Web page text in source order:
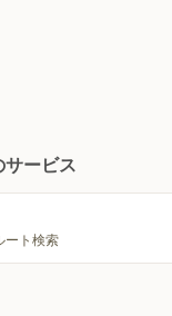
サービス
ート検索